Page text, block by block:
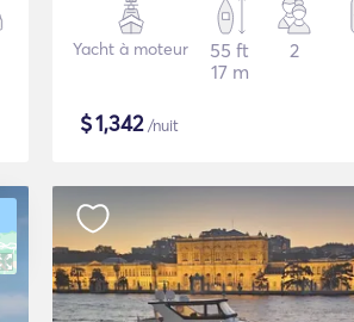
Yacht à moteur
55 ft
17 m
2
$1,342/nuit